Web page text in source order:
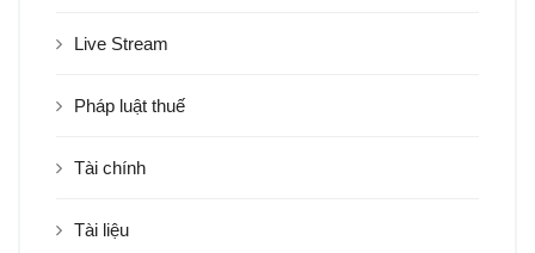
Live Stream
Pháp luật thuế
Tài chính
Tài liệu